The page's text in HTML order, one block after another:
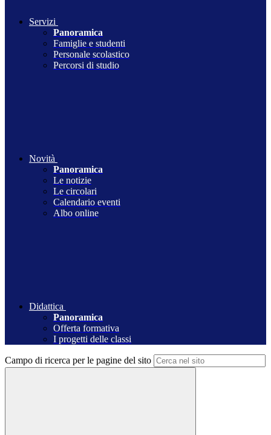
Servizi
Panoramica
Famiglie e studenti
Personale scolastico
Percorsi di studio
Novità
Panoramica
Le notizie
Le circolari
Calendario eventi
Albo online
Didattica
Panoramica
Offerta formativa
I progetti delle classi
Campo di ricerca per le pagine del sito